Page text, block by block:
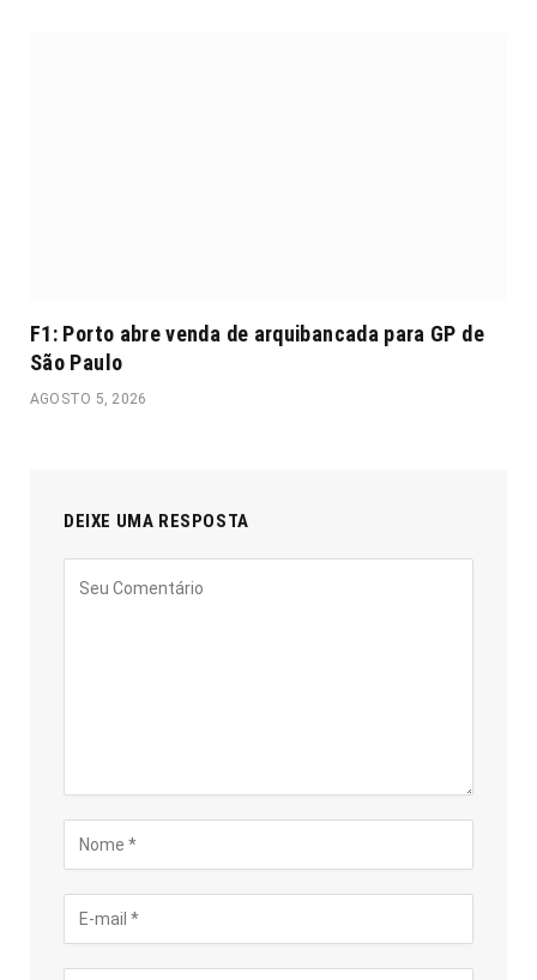
F1: Porto abre venda de arquibancada para GP de
São Paulo
AGOSTO 5, 2026
DEIXE UMA RESPOSTA